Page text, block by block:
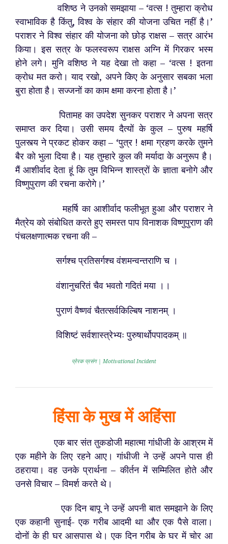
वशिष्ठ ने उनको समझाया – ‘वत्स ! तुम्हारा क्रोध
स्वाभाविक है किंतु, विश्व के संहार की योजना उचित नहीं है।’
पराशर ने विश्व संहार की योजना को छोड़ राक्षस – सत्र आरंभ
किया। इस सत्र के फलस्वरूप राक्षस अग्नि में गिरकर भस्म
होने लगे। मुनि वशिष्ठ ने यह देखा तो कहा – ‘वत्स ! इतना
क्रोध मत करो। याद रखो, अपने किए के अनुसार सबका भला
बुरा होता है। सज्जनों का काम क्षमा करना होता है।’
पितामह का उपदेश सुनकर पराशर ने अपना सत्र
समाप्त कर दिया। उसी समय दैत्यों के कुल – पुरुष महर्षि
पुलस्त्य ने प्रकट होकर कहा – ‘पुत्र ! क्षमा ग्रहण करके तुमने
बैर को भुला दिया है। यह तुम्हारे कुल की मर्यादा के अनुरूप है।
मैं आशीर्वाद देता हूं कि तुम विभिन्न शास्त्रों के ज्ञाता बनोगे और
विष्णुपुराण की रचना करोगे।’
महर्षि का आशीर्वाद फलीभूत हुआ और पराशर ने
मैत्रेय को संबोधित करते हुए समस्त पाप विनाशक विष्णुपुराण की
पंचलक्षणात्मक रचना की –
सर्गश्च प्रतिसर्गश्च वंशमन्वन्तराणि च ।
वंशानुचरितं चैव भवतो गदितं मया ।।
पुराणं वैष्णवं चैतत्सर्वकिल्बिष नाशनम् ।
विशिष्टं सर्वशास्त्रेभ्यः पुरुषार्थोपपादकम् ॥
प्रेरक प्रसंग | Motivational Incident
हिंसा के मुख में अहिंसा
एक बार संत तुकडोजी महात्मा गांधीजी के आश्रम में
एक महीने के लिए रहने आए। गांधीजी ने उन्हें अपने पास ही
ठहराया। वह उनके प्रार्थना – कीर्तन में सम्मिलित होते और
उनसे विचार – विमर्श करते थे।
एक दिन बापू ने उन्हें अपनी बात समझाने के लिए
एक कहानी सुनाई- एक गरीब आदमी था और एक पैसे वाला।
दोनों के ही घर आसपास थे। एक दिन गरीब के घर में चोर आ